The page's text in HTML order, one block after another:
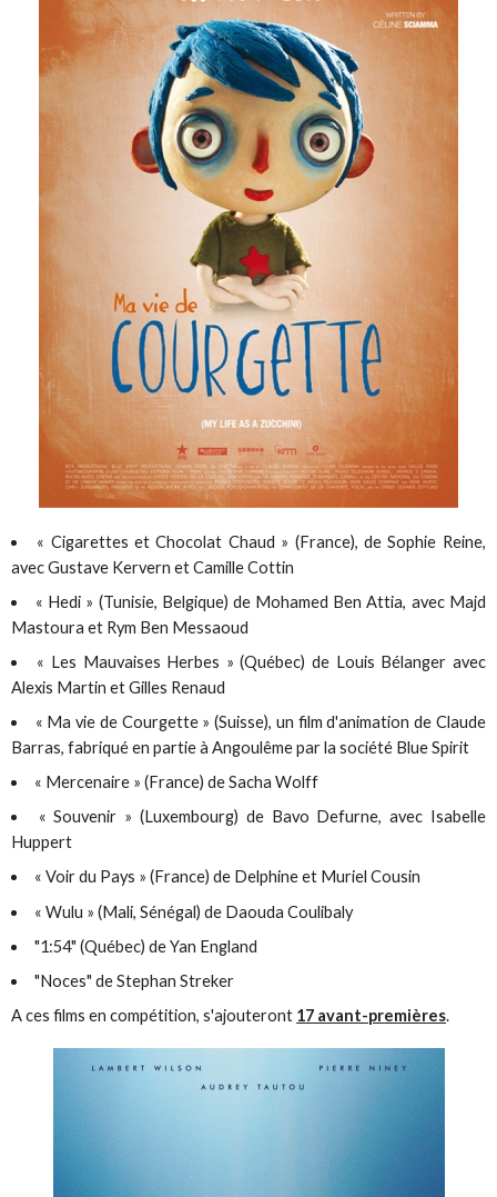
« Cigarettes et Chocolat Chaud » (France), de Sophie Reine,
avec Gustave Kervern et Camille Cottin
« Hedi » (Tunisie, Belgique) de Mohamed Ben Attia, avec Majd
Mastoura et Rym Ben Messaoud
« Les Mauvaises Herbes » (Québec) de Louis Bélanger avec
Alexis Martin et Gilles Renaud
« Ma vie de Courgette » (Suisse), un film d'animation de Claude
Barras, fabriqué en partie à Angoulême par la société Blue Spirit
« Mercenaire » (France) de Sacha Wolff
« Souvenir » (Luxembourg) de Bavo Defurne, avec Isabelle
Huppert
« Voir du Pays » (France) de Delphine et Muriel Cousin
« Wulu » (Mali, Sénégal) de Daouda Coulibaly
"1:54" (Québec) de Yan England
"Noces" de Stephan Streker
A ces films en compétition, s'ajouteront 17 avant-premières.